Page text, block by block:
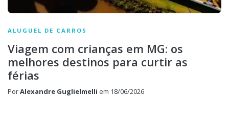
ALUGUEL DE CARROS
Viagem com crianças em MG: os
melhores destinos para curtir as
férias
PorAlexandre Guglielmelli em 18/06/2026